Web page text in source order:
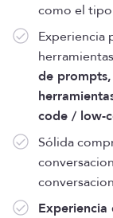
como el
Experiencia
de
code / low-
Sólida
Experiencia